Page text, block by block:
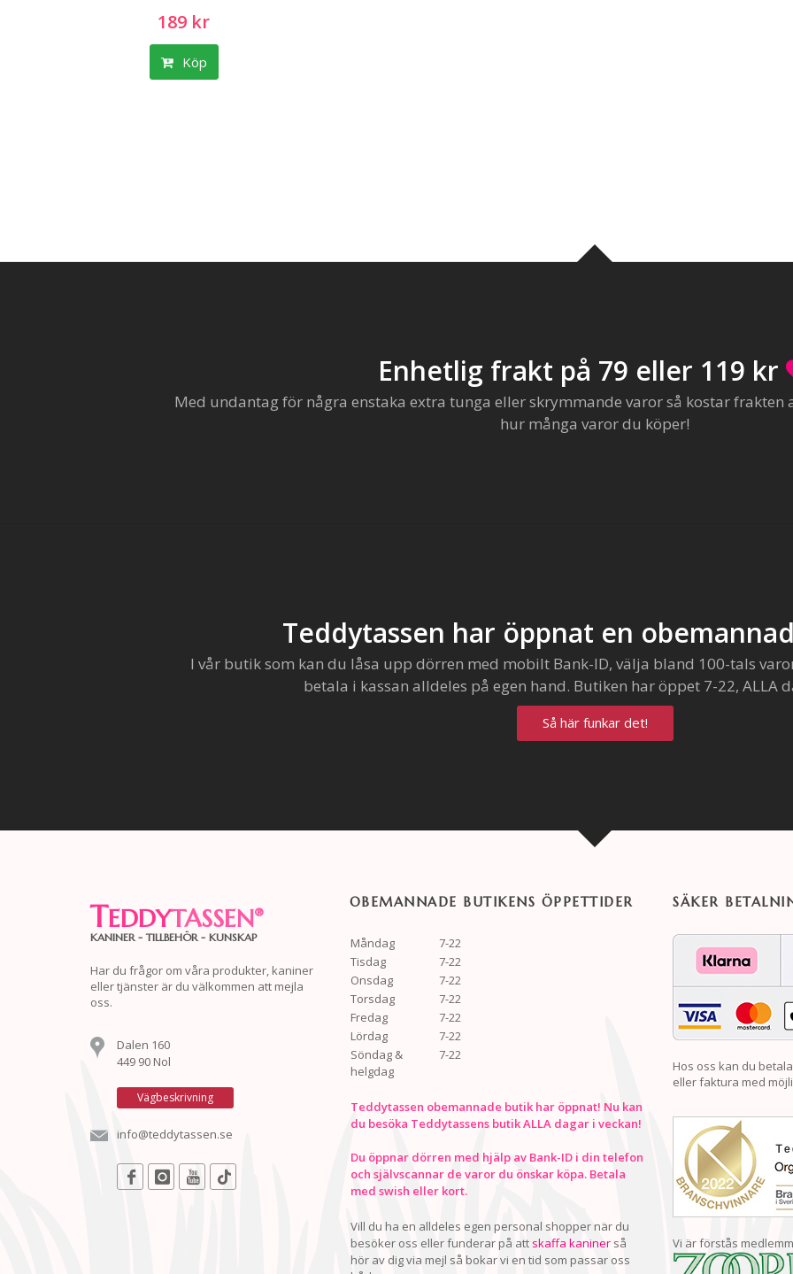
189 kr
Köp
Enhetlig frakt på 79 eller 119 kr
Med undantag för några enstaka extra tunga eller skrymmande varor så kostar
hur många varor du köper!
Teddytassen har öppnat en
I vår butik som kan du låsa upp dörren med mobilt Bank-ID, välja bland 100-tals
betala i kassan alldeles på egen hand. Butiken har öppet 7-22, ALLA
Så här funkar det!
TEDDYTASSEN®
KANINER - TILLBEHÖR - KUNSKAP
Har du frågor om våra produkter, kaniner
eller tjänster är du välkommen att mejla
oss.
Dalen 160
449 90 Nol
Vägbeskrivning
info@teddytassen.se
OBEMANNADE BUTIKENS ÖPPETTIDER
Måndag
7-22
Tisdag
7-22
Onsdag
7-22
Torsdag
7-22
Fredag
7-22
Lördag
7-22
Söndag &
helgdag
7-22
Teddytassen obemannade butik har öppnat! Nu kan
du besöka Teddytassens butik ALLA dagar i veckan!
Du öppnar dörren med hjälp av Bank-ID i din telefon
och självscannar de varor du önskar köpa. Betala
med swish eller kort.
Vill du ha en alldeles egen personal shopper när du
besöker oss eller funderar på att skaffa kaninerså
hör av dig via mejl så bokar vi en tid som passar oss
SÄKER
Hos oss kan du
eller faktura med
Vi är förstås